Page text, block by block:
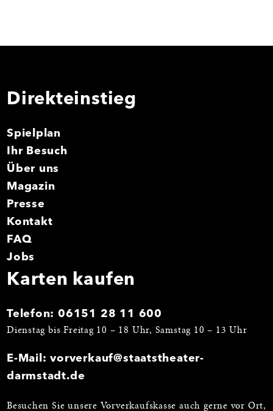
Direkteinstieg
Spielplan
Ihr Besuch
Über uns
Magazin
Presse
Kontakt
FAQ
Jobs
Karten kaufen
Telefon:06151 28 11 600
Dienstag bis Freitag 10 – 18 Uhr, Samstag 10 – 13 Uhr
E-Mail:vorverkauf@staatstheater-
darmstadt.de
Besuchen Sie unsere Vorverkaufskasse auch gerne vor Ort,